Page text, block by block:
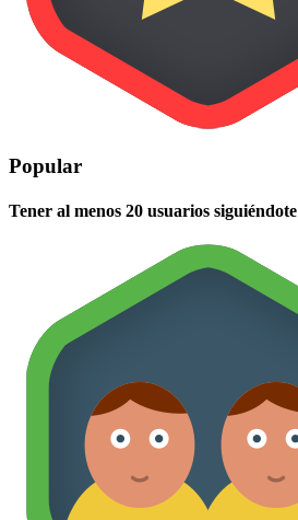
Popular
Tener al menos 20 usuarios siguiéndote